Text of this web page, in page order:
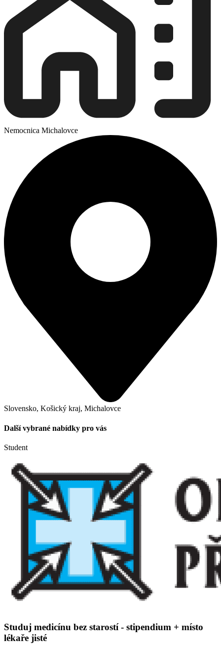
Nemocnica Michalovce
Slovensko, Košický kraj, Michalovce
Další vybrané nabídky pro vás
Student
Studuj medicínu bez starostí - stipendium + místo
lékaře jisté